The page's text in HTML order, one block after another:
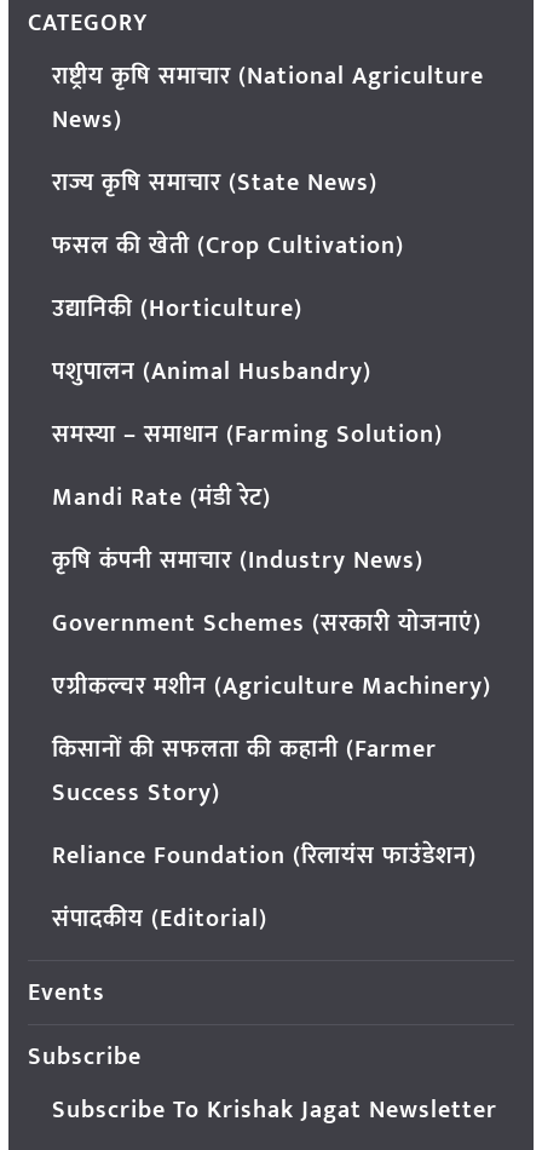
CATEGORY
राष्ट्रीय कृषि समाचार (National Agriculture
News)
राज्य कृषि समाचार (State News)
फसल की खेती (Crop Cultivation)
उद्यानिकी (Horticulture)
पशुपालन (Animal Husbandry)
समस्या – समाधान (Farming Solution)
Mandi Rate (मंडी रेट)
कृषि कंपनी समाचार (Industry News)
Government Schemes (सरकारी योजनाएं)
एग्रीकल्चर मशीन (Agriculture Machinery)
किसानों की सफलता की कहानी (Farmer
Success Story)
Reliance Foundation (रिलायंस फाउंडेशन)
संपादकीय (Editorial)
Events
Subscribe
Subscribe To Krishak Jagat Newsletter